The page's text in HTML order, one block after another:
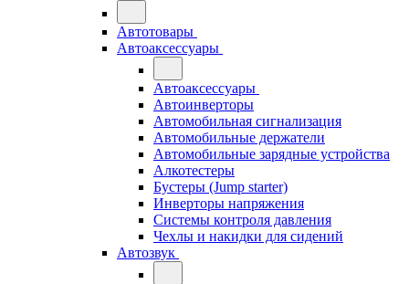
Автотовары
Автоаксессуары
Автоаксессуары
Автоинверторы
Автомобильная сигнализация
Автомобильные держатели
Автомобильные зарядные устройства
Алкотестеры
Бустеры (Jump starter)
Инверторы напряжения
Системы контроля давления
Чехлы и накидки для сидений
Автозвук